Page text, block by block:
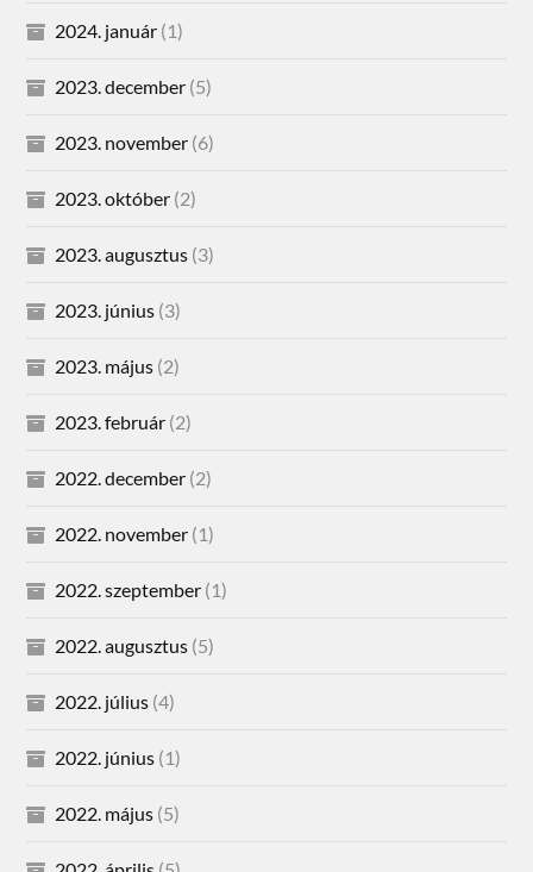
2024. január (1)
2023. december (5)
2023. november (6)
2023. október (2)
2023. augusztus (3)
2023. június (3)
2023. május (2)
2023. február (2)
2022. december (2)
2022. november (1)
2022. szeptember (1)
2022. augusztus (5)
2022. július (4)
2022. június (1)
2022. május (5)